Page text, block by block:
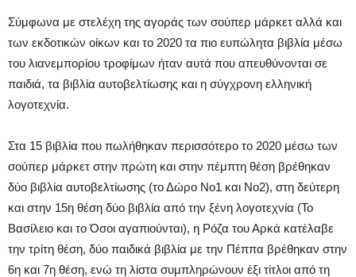
Σύμφωνα με στελέχη της αγοράς των σούπερ μάρκετ αλλά και
των εκδοτικών οίκων και το 2020 τα πιο ευπώλητα βιβλία μέσω
του λιανεμπορίου τροφίμων ήταν αυτά που απευθύνονται σε
παιδιά, τα βιβλία αυτοβελτίωσης και η σύγχρονη ελληνική
λογοτεχνία.
Στα 15 βιβλία που πωλήθηκαν περισσότερο το 2020 μέσω των
σούπερ μάρκετ στην πρώτη και στην πέμπτη θέση βρέθηκαν
δύο βιβλία αυτοβελτίωσης (το Δώρο Νο1 και Νο2), στη δεύτερη
και στην 15η θέση δύο βιβλία από την ξένη λογοτεχνία (Το
Βασίλειο και το Όσοι αγαπιούνται), η Ρόζα του Αρκά κατέλαβε
την τρίτη θέση, δύο παιδικά βιβλία με την Πέππα βρέθηκαν στην
6η και 7η θέση, ενώ τη λίστα συμπληρώνουν έξι τίτλοι από τη